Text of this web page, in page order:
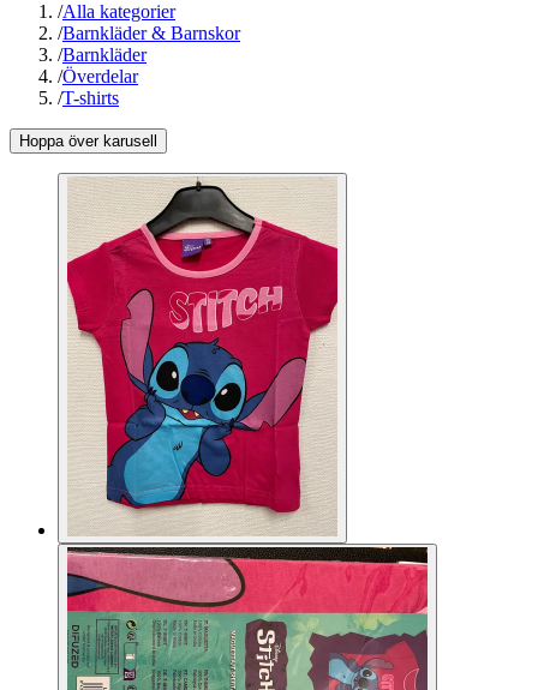
/Alla kategorier
/Barnkläder & Barnskor
/Barnkläder
/Överdelar
/T-shirts
Hoppa över karusell